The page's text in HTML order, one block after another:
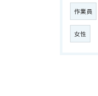
作業員
女性